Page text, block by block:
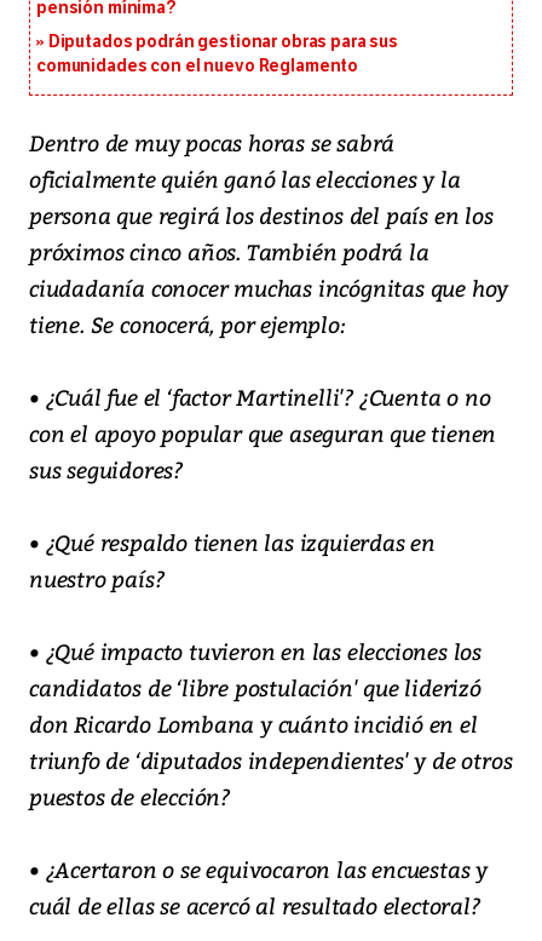
pensión mínima?
Diputados podrán gestionar obras para sus
comunidades con el nuevo Reglamento
Dentro de muy pocas horas se sabrá
oficialmente quién ganó las elecciones y la
persona que regirá los destinos del país en los
próximos cinco años. También podrá la
ciudadanía conocer muchas incógnitas que hoy
tiene. Se conocerá, por ejemplo:
• ¿Cuál fue el ‘factor Martinelli'? ¿Cuenta o no
con el apoyo popular que aseguran que tienen
sus seguidores?
• ¿Qué respaldo tienen las izquierdas en
nuestro país?
• ¿Qué impacto tuvieron en las elecciones los
candidatos de ‘libre postulación' que liderizó
don Ricardo Lombana y cuánto incidió en el
triunfo de ‘diputados independientes' y de otros
puestos de elección?
• ¿Acertaron o se equivocaron las encuestas y
cuál de ellas se acercó al resultado electoral?